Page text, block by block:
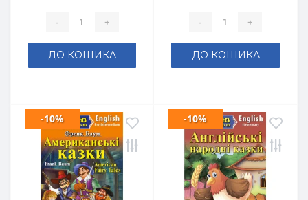
- +
ДО КОШИКА
- +
ДО КОШИКА
-10% -10%